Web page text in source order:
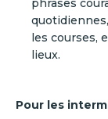
phrases
les courses,
lieux.
Pour les